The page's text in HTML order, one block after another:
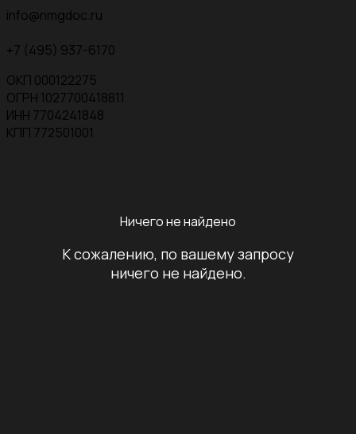
info@nmgdoc.ru
+7 (495) 937-6170
ОКП 000122275
ОГРН 1027700418811
ИНН 7704241848
КПП 772501001
Ничего не найдено
К сожалению, по вашему запросу
ничего не найдено.